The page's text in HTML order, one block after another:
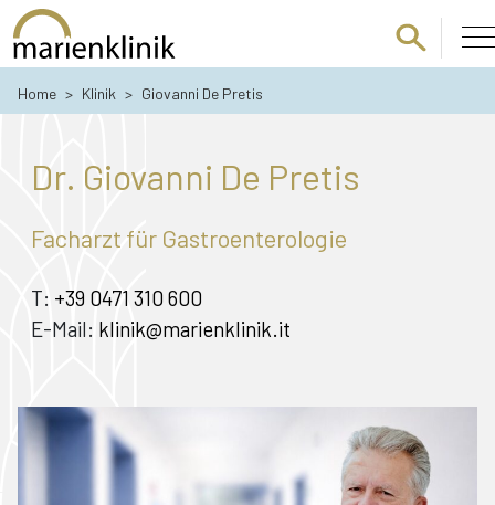
Zum Hauptinhalt springen
Home > Klinik > Giovanni De Pretis
Dr. Giovanni De Pretis
Facharzt für Gastroenterologie
T: +39 0471 310 600
E-Mail: klinik@marienklinik.it